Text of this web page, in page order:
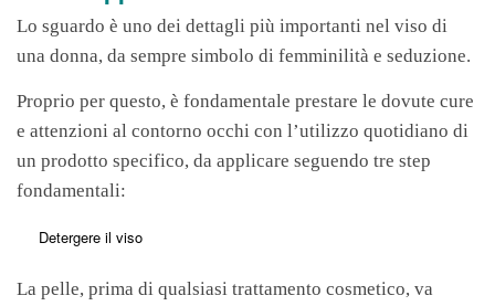
Lo sguardo è uno dei dettagli più importanti nel viso di
una donna, da sempre simbolo di femminilità e seduzione.
Proprio per questo, è fondamentale prestare le dovute cure
e attenzioni al contorno occhi con l’utilizzo quotidiano di
un prodotto specifico, da applicare seguendo tre step
fondamentali:
Detergere il viso
La pelle, prima di qualsiasi trattamento cosmetico, va